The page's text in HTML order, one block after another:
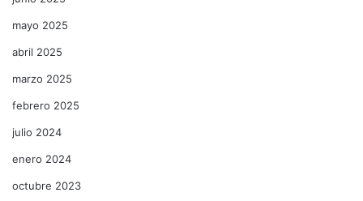
mayo 2025
abril 2025
marzo 2025
febrero 2025
julio 2024
enero 2024
octubre 2023